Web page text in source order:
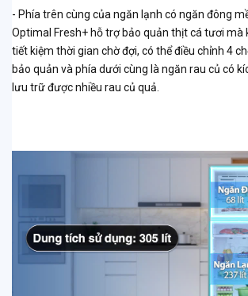
- Phía trên cùng của ngăn lạnh có ngăn đông
Optimal Fresh+ hỗ trợ bảo quản thịt cá tươi mà
tiết kiệm thời gian chờ đợi, có thể điều chỉnh 4
bảo quản và phía dưới cùng là ngăn rau củ có
lưu trữ được nhiều rau củ quả.